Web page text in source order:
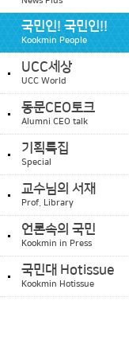
국민인! 국민인!!
Kookmin People
UCC세상
UCC World
동문CEO토크
Alumni CEO talk
기획특집
Special
교수님의 서재
Prof. Library
언론속의 국민
Kookmin in Press
국민대 Hotissue
Kookmin Hotissue